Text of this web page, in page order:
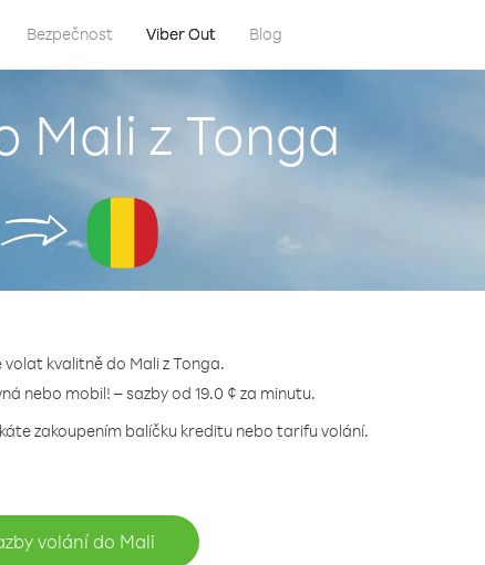
Bezpečnost Viber Out Blog
Mali z Tonga
volat kvalitně do Mali z Tonga.
nebo mobil! – sazby od 19.0 ¢ za minutu.
zakoupením balíčku kreditu nebo tarifu volání.
volání do Mali